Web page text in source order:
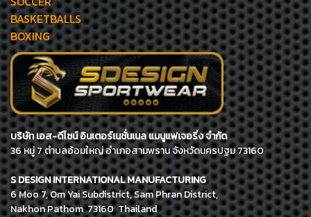
BASKETBALLS
BOXING
บริษัท เอส-ดีไซน์ อินเตอร์เนชั่นเนล แมนูแฟเจอริ่ง จำกัด
36 หมู่ 7 ตำบลอ้อมใหญ่ อำเภอสามพราน จังหวัดนครปฐม 73160
S DESIGN INTERNATIONAL MANUFACTURING
6 Moo 7, Om Yai Subdistrict, Sam Phran District,
Nakhon Pathom 73160 Thailand